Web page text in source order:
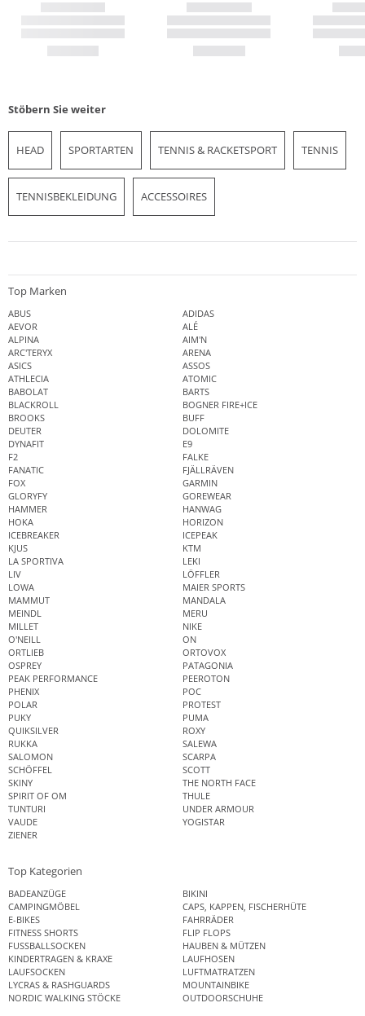
Stöbern Sie weiter
HEAD SPORTARTEN TENNIS & RACKETSPORT TENNIS
TENNISBEKLEIDUNG ACCESSOIRES
Top Marken
ABUS
ADIDAS
AEVOR
ALÉ
ALPINA
AIM'N
ARC'TERYX
ARENA
ASICS
ASSOS
ATHLECIA
ATOMIC
BABOLAT
BARTS
BLACKROLL
BOGNER FIRE+ICE
BROOKS
BUFF
DEUTER
DOLOMITE
DYNAFIT
E9
F2
FALKE
FANATIC
FJÄLLRÄVEN
FOX
GARMIN
GLORYFY
GOREWEAR
HAMMER
HANWAG
HOKA
HORIZON
ICEBREAKER
ICEPEAK
KJUS
KTM
LA SPORTIVA
LEKI
LIV
LÖFFLER
LOWA
MAIER SPORTS
MAMMUT
MANDALA
MEINDL
MERU
MILLET
NIKE
O'NEILL
ON
ORTLIEB
ORTOVOX
OSPREY
PATAGONIA
PEAK PERFORMANCE
PEEROTON
PHENIX
POC
POLAR
PROTEST
PUKY
PUMA
QUIKSILVER
ROXY
RUKKA
SALEWA
SALOMON
SCARPA
SCHÖFFEL
SCOTT
SKINY
THE NORTH FACE
SPIRIT OF OM
THULE
TUNTURI
UNDER ARMOUR
VAUDE
YOGISTAR
ZIENER
Top Kategorien
BADEANZÜGE
BIKINI
CAMPINGMÖBEL
CAPS, KAPPEN, FISCHERHÜTE
E-BIKES
FAHRRÄDER
FITNESS SHORTS
FLIP FLOPS
FUSSBALLSOCKEN
HAUBEN & MÜTZEN
KINDERTRAGEN & KRAXE
LAUFHOSEN
LAUFSOCKEN
LUFTMATRATZEN
LYCRAS & RASHGUARDS
MOUNTAINBIKE
NORDIC WALKING STÖCKE
OUTDOORSCHUHE